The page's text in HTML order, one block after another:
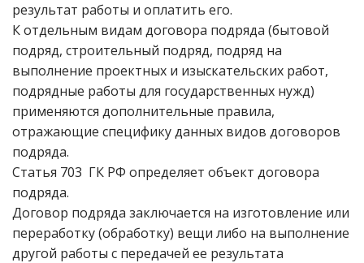
результат работы и оплатить его.
К отдельным видам договора подряда (бытовой
подряд, строительный подряд, подряд на
выполнение проектных и изыскательских работ,
подрядные работы для государственных нужд)
применяются дополнительные правила,
отражающие специфику данных видов договоров
подряда.
Статья 703 ГК РФ определяет объект договора
подряда.
Договор подряда заключается на изготовление или
переработку (обработку) вещи либо на выполнение
другой работы с передачей ее результата